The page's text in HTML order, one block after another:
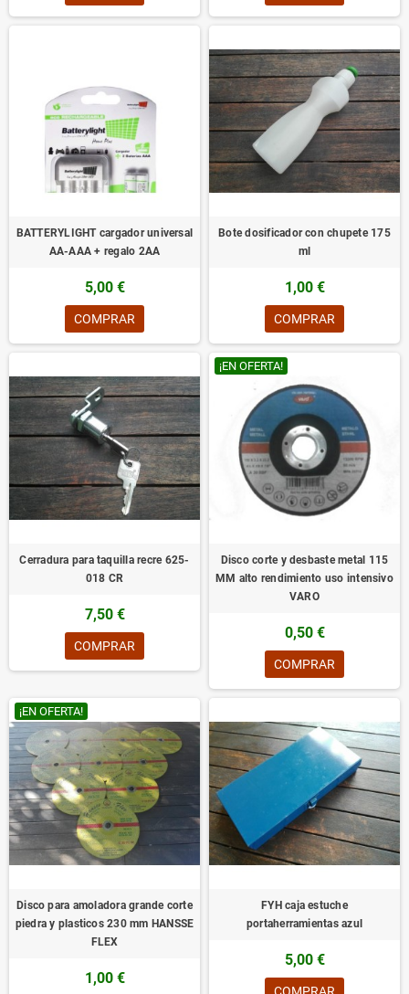
BATTERYLIGHT cargador universal
AA-AAA + regalo 2AA
5,00 €
COMPRAR
Bote dosificador con chupete 175
ml
1,00 €
COMPRAR
Cerradura para taquilla recre 625-
018 CR
7,50 €
COMPRAR
¡EN OFERTA!
Disco corte y desbaste metal 115
MM alto rendimiento uso intensivo
VARO
0,50 €
COMPRAR
¡EN OFERTA!
Disco para amoladora grande corte
piedra y plasticos 230 mm HANSSE
FLEX
1,00 €
FYH caja estuche
portaherramientas azul
5,00 €
COMPRAR